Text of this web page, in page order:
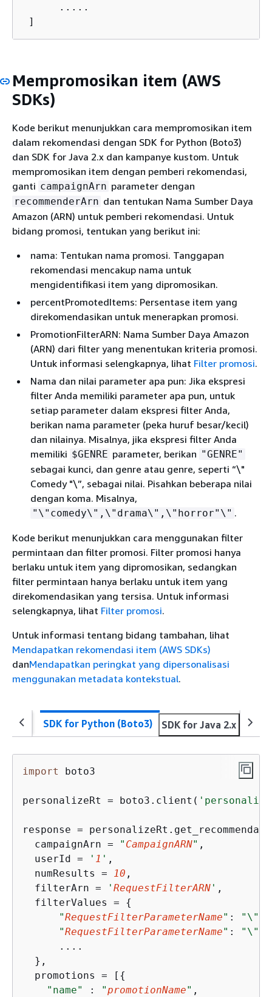
      .....
]
Mempromosikan item (AWS
SDKs)
Kode berikut menunjukkan cara mempromosikan item
dalam rekomendasi dengan SDK for Python (Boto3)
dan SDK for Java 2.x dan kampanye kustom. Untuk
mempromosikan item dengan pemberi rekomendasi,
ganti campaignArn parameter dengan
recommenderArn dan tentukan Nama Sumber Daya
Amazon (ARN) untuk pemberi rekomendasi. Untuk
bidang promosi, tentukan yang berikut ini:
nama: Tentukan nama promosi. Tanggapan
rekomendasi mencakup nama untuk
mengidentifikasi item yang dipromosikan.
percentPromotedItems: Persentase item yang
direkomendasikan untuk menerapkan promosi.
PromotionFilterARN: Nama Sumber Daya Amazon
(ARN) dari filter yang menentukan kriteria promosi.
Untuk informasi selengkapnya, lihat Filter promosi.
Nama dan nilai parameter apa pun: Jika ekspresi
filter Anda memiliki parameter apa pun, untuk
setiap parameter dalam ekspresi filter Anda,
berikan nama parameter (peka huruf besar/kecil)
dan nilainya. Misalnya, jika ekspresi filter Anda
memiliki $GENRE parameter, berikan "GENRE"
sebagai kunci, dan genre atau genre, seperti “\"
Comedy "\”, sebagai nilai. Pisahkan beberapa nilai
dengan koma. Misalnya,
"\"comedy\",\"drama\",\"horror"\" .
Kode berikut menunjukkan cara menggunakan filter
permintaan dan filter promosi. Filter promosi hanya
berlaku untuk item yang dipromosikan, sedangkan
filter permintaan hanya berlaku untuk item yang
direkomendasikan yang tersisa. Untuk informasi
selengkapnya, lihat Filter promosi.
Untuk informasi tentang bidang tambahan, lihat
Mendapatkan rekomendasi item (AWS SDKs)
danMendapatkan peringkat yang dipersonalisasi
menggunakan metadata kontekstual.
SDK for Python (Boto3) SDK for Java 2.x SDK
import boto3
personalizeRt = boto3.client(
response =
  campaignArn =
" CampaignARN" ,
  userId =
' 1 ' ,
  numResults =
10 ,
  filterArn =
' RequestFilterARN ' ,
  filterValues =
{
"RequestFilterParameterName" :
"RequestFilterParameterName" :
      ....
  },
  promotions = [
{
"name"
: "promotionName" ,